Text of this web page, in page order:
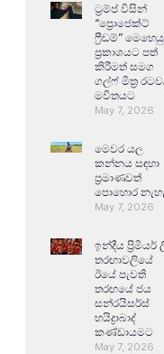
ට්‍රම්ප් විසින්
“ප්‍රොජෙක්ට්
ෆ්‍රීඩම්”
ප්‍රකාශයට පත්
කිරීමත් සමග
ගල්ෆ් මිත්‍ර
මවිතයට
May 7, 2026
මෙවර යල
කන්නය සඳහා
ප්‍රමාණවත්
පොහොර නැහැ
May 7, 2026
ඉන්දීය ප්‍රිමියර්
තරඟාවලියේ
ඊයේ පැවති
තරඟයේ ජය
සන්රයිසර්ස්
හයිද්‍රාබාද්
කණ්ඩායමට
May 7, 2026